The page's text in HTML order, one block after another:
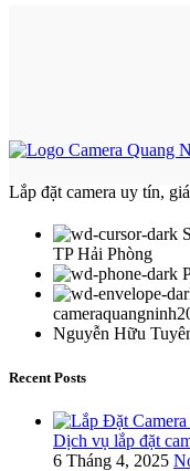
Lắp đặt camera uy tín,
TP Hải Phòng
Nguyễn Hữu
Recent Posts
Dịch vụ lắp đặt
6 Tháng 4, 2025